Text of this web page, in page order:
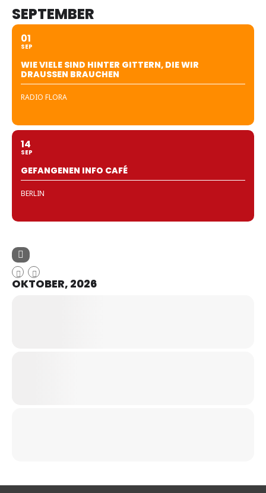
SEPTEMBER
01
SEP
WIE VIELE SIND HINTER GITTERN, DIE WIR
DRAUSSEN BRAUCHEN
RADIO FLORA
14
SEP
GEFANGENEN INFO CAFÉ
BERLIN
OKTOBER, 2026